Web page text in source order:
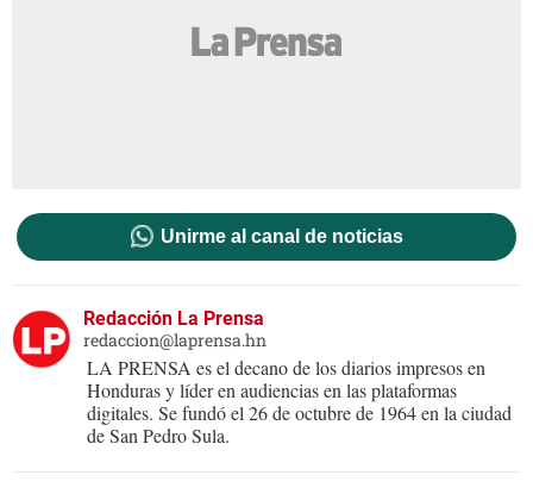
Unirme al canal de noticias
Redacción La Prensa
redaccion@laprensa.hn
LA PRENSA es el decano de los diarios impresos en
Honduras y líder en audiencias en las plataformas
digitales. Se fundó el 26 de octubre de 1964 en la ciudad
de San Pedro Sula.